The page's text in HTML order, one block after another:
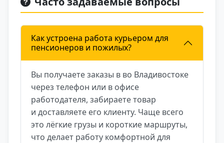
Как устроена работа курьером для
пенсионеров и пожилых?
Вы получаете заказы в во Владивостоке
через телефон или в офисе
работодателя, забираете товар
и доставляете его клиенту. Чаще всего
это лёгкие грузы и короткие маршруты,
что делает работу комфортной для